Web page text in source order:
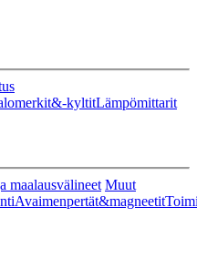
kyltitLämpömittarit
maalausvälineet Muut
Avaimenpertät&magneetit